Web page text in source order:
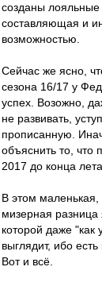
созданы лояльные
составляющая и
возможностью.
Сейчас же ясно,
сезона 16/17 у
успех. Возожно,
не развивать,
прописанную.
объяснить то, что
2017 до конца
В этом
мизерная разница
которой даже "как
выглядит, ибо
Вот и всё.